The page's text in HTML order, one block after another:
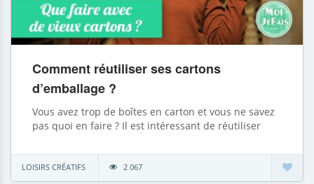
Comment réutiliser ses cartons
d’emballage ?
Vous avez trop de boîtes en carton et vous ne savez
pas quoi en faire ? Il est intéressant de réutiliser
LOISIRS CRÉATIFS 2 067